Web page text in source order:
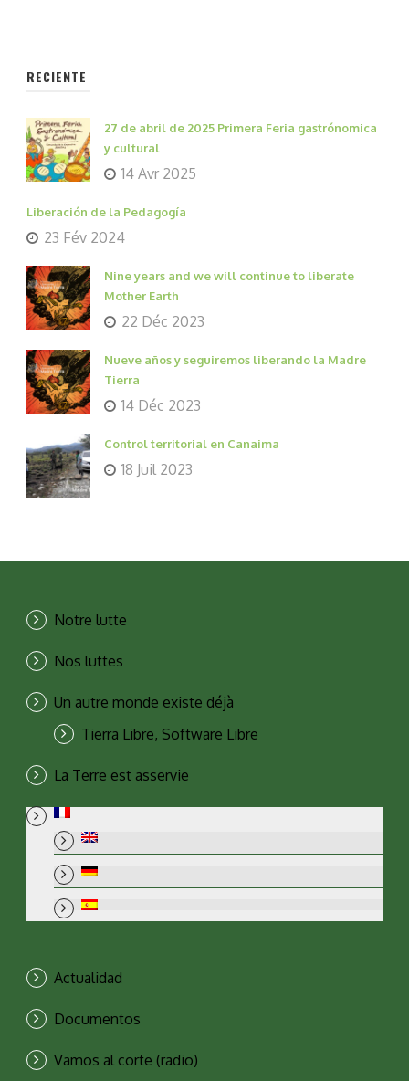
RECIENTE
27 de abril de 2025 Primera Feria gastrónomica
y cultural
14 Avr 2025
Liberación de la Pedagogía
23 Fév 2024
Nine years and we will continue to liberate
Mother Earth
22 Déc 2023
Nueve años y seguiremos liberando la Madre
Tierra
14 Déc 2023
Control territorial en Canaima
18 Juil 2023
Notre lutte
Nos luttes
Un autre monde existe déjà
Tierra Libre, Software Libre
La Terre est asservie
Actualidad
Documentos
Vamos al corte (radio)